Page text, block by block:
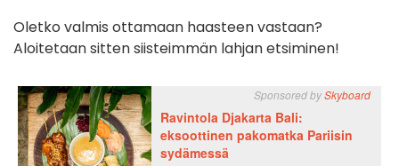
Oletko valmis ottamaan haasteen vastaan?
Aloitetaan sitten siisteimmän lahjan etsiminen!